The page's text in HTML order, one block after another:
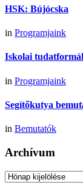
HSK: Bújócska
in Programjaink
Iskolai
in Programjaink
Segítőkutya
in Bemutatók
Archívum
Archívum